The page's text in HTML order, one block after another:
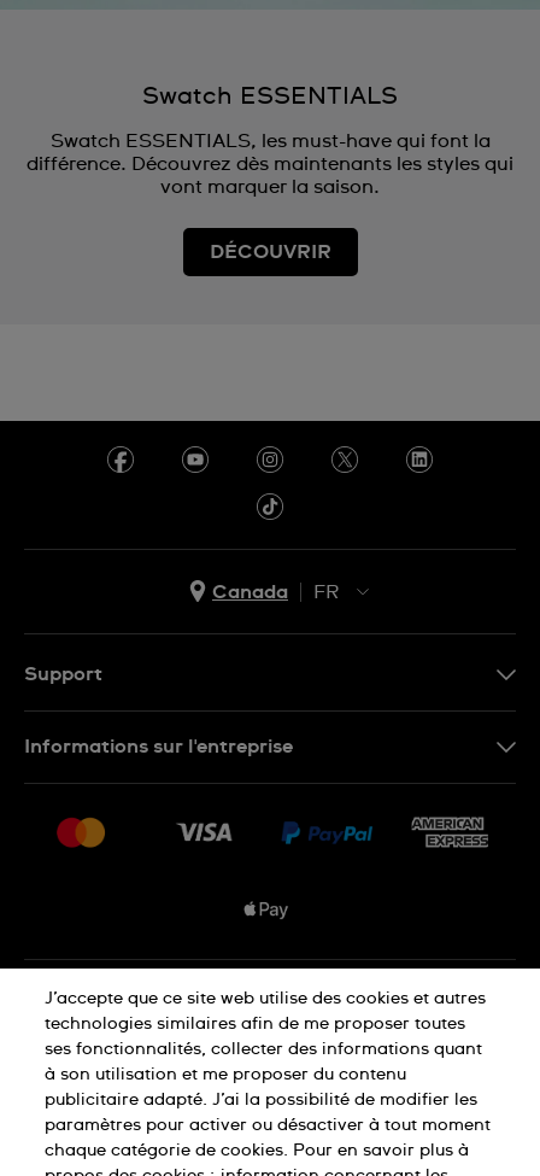
Swatch ESSENTIALS
Swatch ESSENTIALS, les must-have qui font la
différence. Découvrez dès maintenants les styles qui
vont marquer la saison.
DÉCOUVRIR
Canada
FR
Support
Conditions De Vente
Informations sur l'entreprise
Nous rejoindre
Déclaration de confidentialité
Déclaration concernant les cookies
Conditions d'utilisation
J’accepte que ce site web utilise des cookies et autres
technologies similaires afin de me proposer toutes
ses fonctionnalités, collecter des informations quant
à son utilisation et me proposer du contenu
publicitaire adapté. J’ai la possibilité de modifier les
paramètres pour activer ou désactiver à tout moment
chaque catégorie de cookies. Pour en savoir plus à